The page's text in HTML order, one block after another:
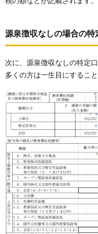
源泉徴収なしの場合の
次に、源泉徴収なしの特定
多くの方は一生目にするこ